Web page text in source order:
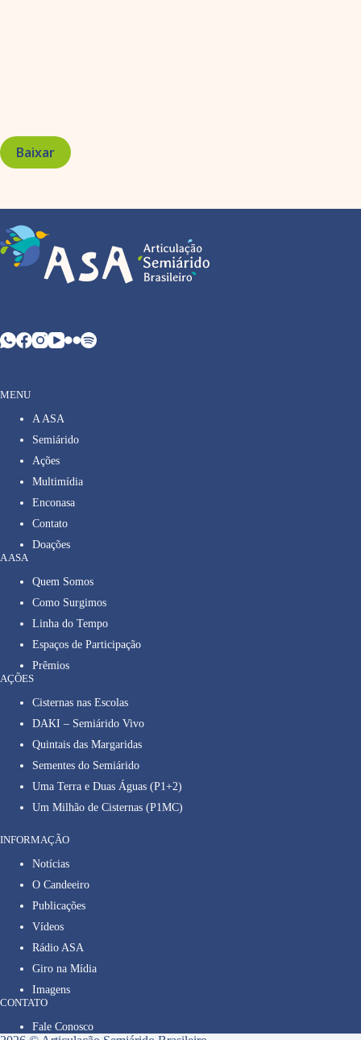
Baixar
MENU
A ASA
Semiárido
Ações
Multimídia
Enconasa
Contato
Doações
A ASA
Quem Somos
Como Surgimos
Linha do Tempo
Espaços de Participação
Prêmios
AÇÕES
Cisternas nas Escolas
DAKI – Semiárido Vivo
Quintais das Margaridas
Sementes do Semiárido
Uma Terra e Duas Águas (P1+2)
Um Milhão de Cisternas (P1MC)
INFORMAÇÃO
Notícias
O Candeeiro
Publicações
Vídeos
Rádio ASA
Giro na Mídia
Imagens
CONTATO
Fale Conosco